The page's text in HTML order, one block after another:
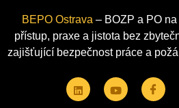
BEPO Ostrava – BOZP a PO
přístup, praxe a jistota bez
zajišťující bezpečnost práce a